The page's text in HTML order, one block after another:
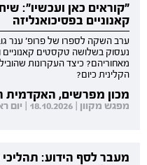
"קוראים כאן ועכשיו":
קאנוניים בפסיכואנליזה
ערב השקה לספרו של פרופ' ענר
נעסוק בשלושה טקסטים קאנוניים
מאחוריהם? כיצד העקרונות
הקלינית כיום?
מכון מפרשים, האקדמית
מפגש מקוון | 18.10.2026 | יום ראשון | 19:30-21:00
מעבר לסף הידוע: